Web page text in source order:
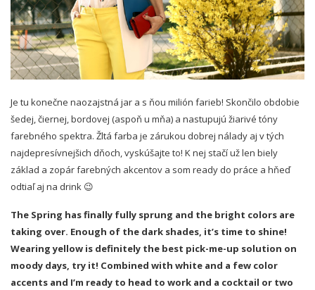
Je tu konečne naozajstná jar a s ňou milión farieb! Skončilo obdobie
šedej, čiernej, bordovej (aspoň u mňa) a nastupujú žiarivé tóny
farebného spektra. Žltá farba je zárukou dobrej nálady aj v tých
najdepresívnejšich dňoch, vyskúšajte to! K nej stačí už len biely
základ a zopárfarebných akcentov a som ready do práce a hňeď
odtiaľ aj na drink 😉
The Spring has finally fully sprung and the bright colors are
taking over. Enough of the dark shades, it’s time to shine!
Wearing yellow is definitely the best pick-me-up solution on
moody days, try it! Combined with white and a few color
accents and I’m ready to head to work and a cocktail or two